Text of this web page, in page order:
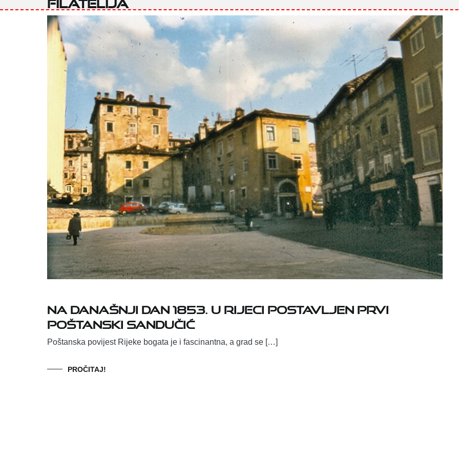
Na današnji dan 1853. u Rijeci postavljen prvi
poštanski sandučić
Poštanska povijest Rijeke bogata je i fascinantna, a grad se […]
PROČITAJ!